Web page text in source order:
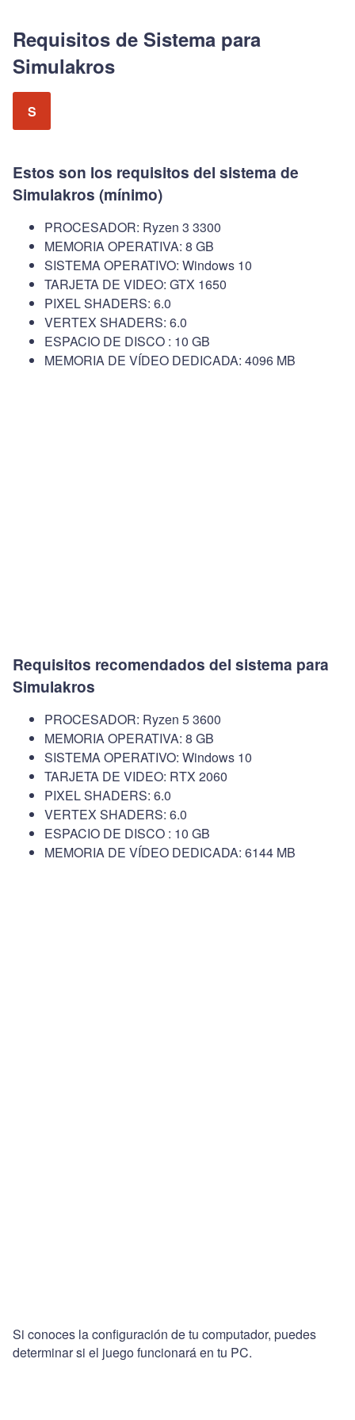
Requisitos de Sistema para
Simulakros
S
Estos son los requisitos del sistema de
Simulakros (mínimo)
PROCESADOR: Ryzen 3 3300
MEMORIA OPERATIVA: 8 GB
SISTEMA OPERATIVO: Windows 10
TARJETA DE VIDEO: GTX 1650
PIXEL SHADERS: 6.0
VERTEX SHADERS: 6.0
ESPACIO DE DISCO : 10 GB
MEMORIA DE VÍDEO DEDICADA: 4096 MB
Requisitos recomendados del sistema para
Simulakros
PROCESADOR: Ryzen 5 3600
MEMORIA OPERATIVA: 8 GB
SISTEMA OPERATIVO: Windows 10
TARJETA DE VIDEO: RTX 2060
PIXEL SHADERS: 6.0
VERTEX SHADERS: 6.0
ESPACIO DE DISCO : 10 GB
MEMORIA DE VÍDEO DEDICADA: 6144 MB
Si conoces la configuración de tu computador, puedes
determinar si el juego funcionará en tu PC.